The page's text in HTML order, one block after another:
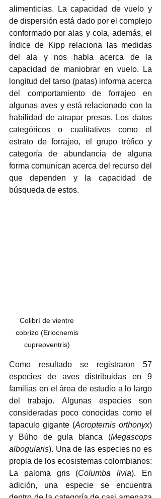
alimenticias. La capacidad de vuelo y
de dispersión está dado por el complejo
conformado por alas y cola, además, el
índice de Kipp relaciona las medidas
del ala y nos habla acerca de la
capacidad de maniobrar en vuelo. La
longitud del tarso (patas) informa acerca
del comportamiento de forrajeo en
algunas aves y está relacionado con la
habilidad de atrapar presas. Los datos
categóricos o cualitativos como el
estrato de forrajeo, el grupo trófico y
categoría de abundancia de alguna
forma comunican acerca del recurso del
que dependen y la capacidad de
búsqueda de estos.
Colibrí de vientre
cobrizo (Eriocnemis
cupreoventris)
Como resultado se registraron 57
especies de aves distribuidas en 9
familias en el área de estudio a lo largo
del trabajo. Algunas especies son
consideradas poco conocidas como el
tapaculo gigante (Acropternis orthonyx)
y Búho de gula blanca (Megascops
albogularis). Una de las especies no es
propia de los ecosistemas colombianos:
La paloma gris (Columba livia). En
adición, una especie se encuentra